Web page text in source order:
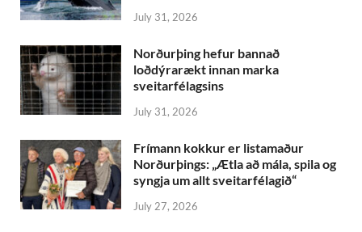
July 31, 2026
Norðurþing hefur bannað
loðdýrarækt innan marka
sveitarfélagsins
July 31, 2026
Frímann kokkur er listamaður
Norðurþings: „Ætla að mála, spila og
syngja um allt sveitarfélagið“
July 27, 2026